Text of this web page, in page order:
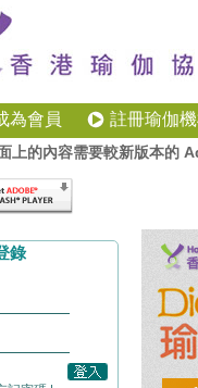
為會員 註冊瑜伽
上的內容需要較新版本的